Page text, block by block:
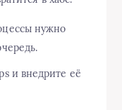
нужно
и внедрите её